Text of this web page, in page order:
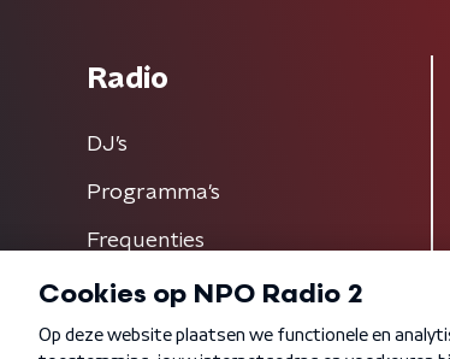
Radio
DJ’s
Programma's
Frequenties